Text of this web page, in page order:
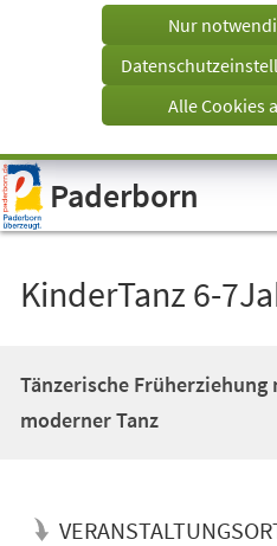
Visuelle
Assistenzsoftware
öffnen.
einem
Tab)
Nur
Alle Cookies
Paderborn
KinderTanz 6-
Tänzerische
moderner Tanz